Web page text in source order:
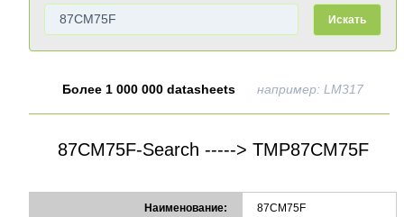
Искать
Более 1 000 000 datasheets например: LM317
87CM75F-Search -----> TMP87CM75F
Наименование: 87CM75F